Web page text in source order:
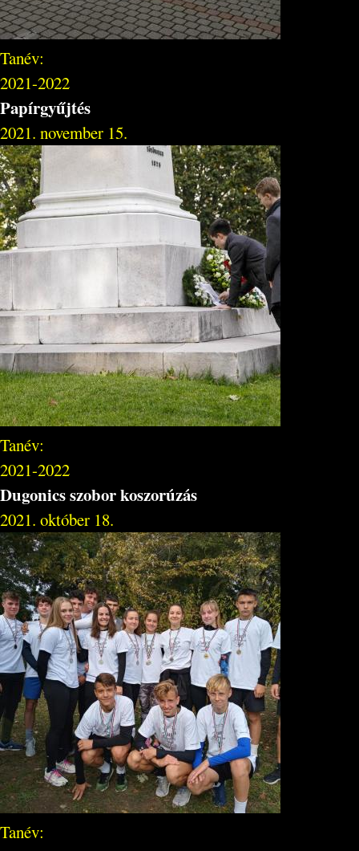
Tanév:
2021-2022
Papírgyűjtés
2021. november 15.
Tanév:
2021-2022
Dugonics szobor koszorúzás
2021. október 18.
Tanév: